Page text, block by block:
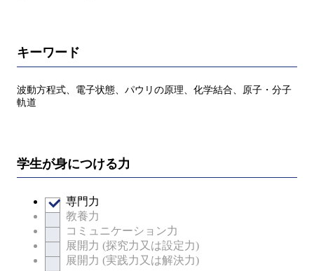
キーワード
波動方程式、電子状態、パウリの原理、化学結合、原子・分子
軌道
学生が身につける力
専門力
教養力
コミュニケーション力
展開力 (探究力又は設定力)
展開力 (実践力又は解決力)